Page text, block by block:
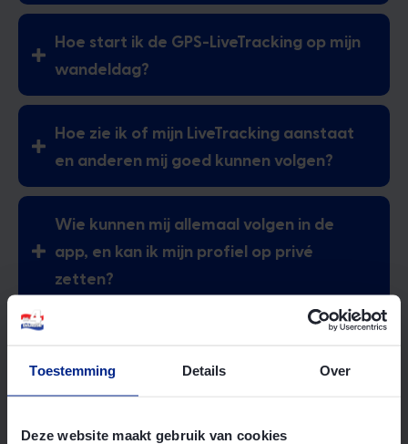
Toestemming Details Over
Deze website maakt gebruik van cookies
Hoe start ik de GPS-LiveTracking op mijn
wandeldag?
Hoe zie ik of mijn LiveTracking aanstaat
en anderen mij goed kunnen volgen?
Wie kunnen mij allemaal volgen in de
app, en kan ik mijn profiel op privé
zetten?
de 4Daagse app?
Welke functionaliteiten zitten er in de